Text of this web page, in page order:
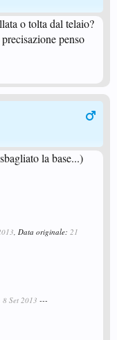
o tolta dal telaio?
penso
la base...)
, Data originale: 21
8 Set 2013 ---